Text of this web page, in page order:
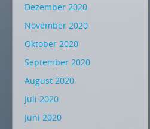
Dezember 2020
November 2020
Oktober 2020
September 2020
August 2020
Juli 2020
Juni 2020